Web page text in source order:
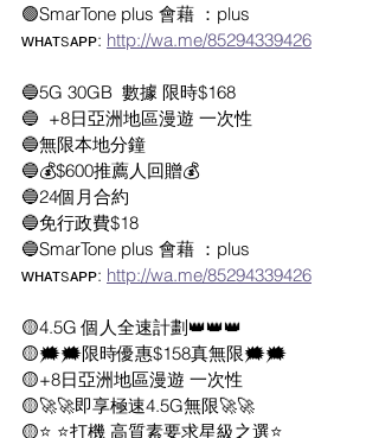
🟢SmarTone plus 會藉 ：plus
ᴡʜᴀᴛsᴀᴘᴘ: http://wa.me/85294339426
🔵5G 30GB  數據 限時$168
🔵  +8日亞洲地區漫遊 一次性
🔵無限本地分鐘
🔵💰$600推薦人回贈💰
🔵24個月合約
🔵免行政費$18
🔵SmarTone plus 會藉 ：plus
ᴡʜᴀᴛsᴀᴘᴘ: http://wa.me/85294339426
🟡4.5G 個人全速計劃👑👑👑
🟡🗯🗯限時優惠$158真無限🗯🗯
🟡+8日亞洲地區漫遊 一次性
🟡🚀🚀即享極速4.5G無限🚀🚀
🟡⭐ ⭐打機 高質素要求星級之選⭐